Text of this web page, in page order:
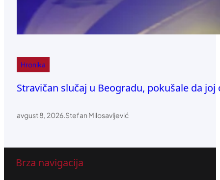
Hronika
Stravičan slučaj u Beogradu, pokušale da
avgust 8, 2026.Stefan Milosavljević
Brza navigacija